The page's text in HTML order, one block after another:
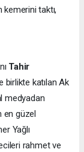
kemerini taktı,
Tahir
birlikte katılan Ak
medyadan
en güzel
Yağlı
rahmet ve